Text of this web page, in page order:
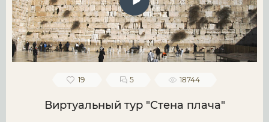
19 5 18744
Виртуальный тур "Стена плача"